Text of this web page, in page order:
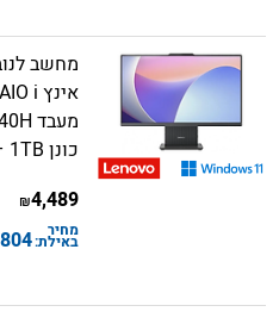
כונן 1TB – צבע Luna Grey
4,489
₪
מחיר
באילת: